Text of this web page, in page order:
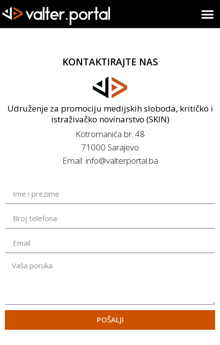
KONTAKTIRAJTE NAS
Udruženje za promociju medijskih sloboda, kritičko i
istraživačko novinarstvo (SKIN)
Kotromanića br. 48
71000 Sarajevo
Email: info@valterportal.ba
POŠALJI